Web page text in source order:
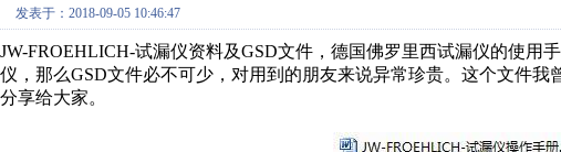
发表于：2018-09-05 10:46:47
JW-FROEHLICH-试漏仪资料及GSD文件，德国佛罗里西试漏仪的使用
仪，那么GSD文件必不可少，对用到的朋友来说异常珍贵。这个文件
分享给大家。